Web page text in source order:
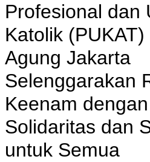
Profesional dan
Katolik
Agung Jakarta
Selenggarakan
Keenam
Solidaritas dan
untuk Semua